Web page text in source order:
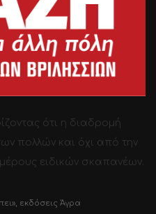
ότι η διαδρομή
πολλών και όχι από την
ειδικών σκαπανέων.
εκδόσεις Άγρα